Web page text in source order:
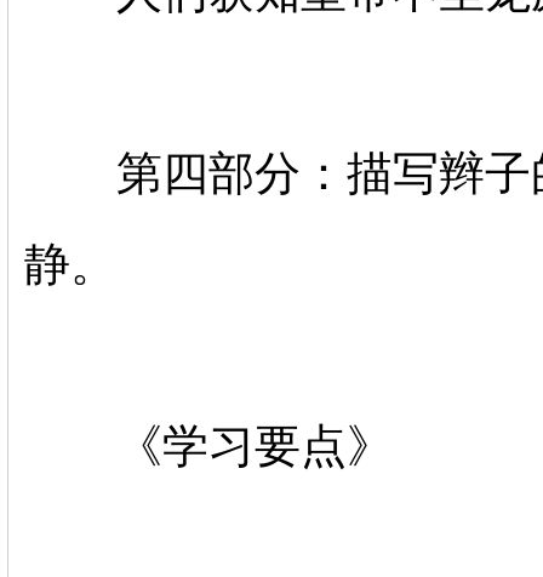
第四部分：描写辫子
静。
《学习要点》